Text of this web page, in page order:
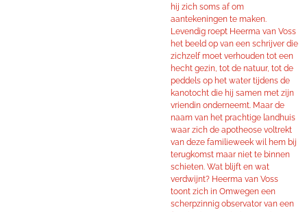
hij zich soms af om
aantekeningen te maken.
Levendig roept Heerma van Voss
het beeld op van een schrijver die
zichzelf moet verhouden tot een
hecht gezin, tot de natuur, tot de
peddels op het water tijdens de
kanotocht die hij samen met zijn
vriendin onderneemt. Maar de
naam van het prachtige landhuis
waar zich de apotheose voltrekt
van deze familieweek wil hem bij
terugkomst maar niet te binnen
schieten. Wat blijft en wat
verdwijnt? Heerma van Voss
toont zich in Omwegen een
scherpzinnig observator van een